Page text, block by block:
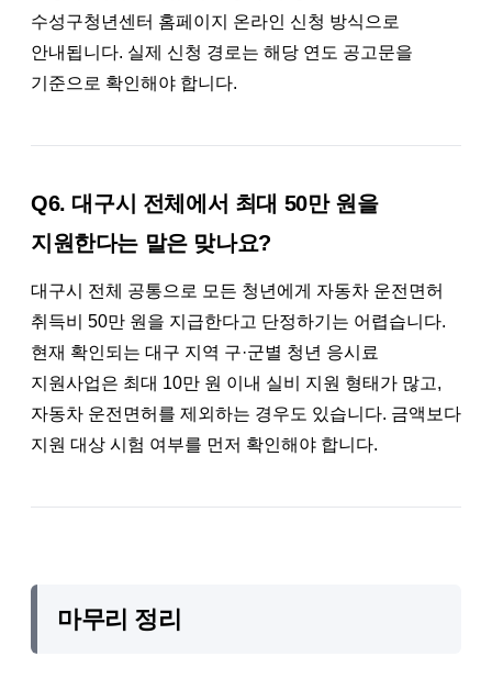
수성구청년센터 홈페이지 온라인 신청 방식으로
안내됩니다. 실제 신청 경로는 해당 연도 공고문을
기준으로 확인해야 합니다.
Q6. 대구시 전체에서 최대 50만 원을
지원한다는 말은 맞나요?
대구시 전체 공통으로 모든 청년에게 자동차 운전면허
취득비 50만 원을 지급한다고 단정하기는 어렵습니다.
현재 확인되는 대구 지역 구·군별 청년 응시료
지원사업은 최대 10만 원 이내 실비 지원 형태가 많고,
자동차 운전면허를 제외하는 경우도 있습니다. 금액보다
지원 대상 시험 여부를 먼저 확인해야 합니다.
마무리 정리